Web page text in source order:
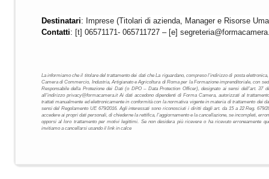
Destinatari: Imprese (Titolari di azienda, Manager e Risorse
Contatti: [t] 06571171- 065711727 – [e]
La informiamo che il titolare del trattamento dei dati che La riguardano, compreso l’indirizzo di posta
Camera di Commercio, Industria, Artigianato e Agricoltura di Roma per la Formazione imprenditoriale, con
Responsabile della Protezione dei Dati (o DPO – Data Protection Officer), designato ai sensi dell’art. 37
all’indirizzo privacy@formacamera.it Ai dati accedono dipendenti di Forma Camera, autorizzati al
trattati manualmente ed elettronicamente in conformità con la normativa vigente in materia di trattamento dei
sensi del Regolamento UE 679/2016. Agli interessati sono riconosciuti i diritti dagli art. da 15 a 22 Reg.
accedere ai propri dati personali, di chiederne la rettifica, l’aggiornamento e la cancellazione, se incompleti,
opporsi al loro trattamento per motivi legittimi. Se non desidera più ricevere o ha ricevuto erroneamente
invitiamo a cancellarsi usando il link in calce